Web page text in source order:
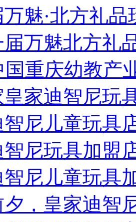
魅·北方礼
万魅北方礼
国重庆幼教产
家迪智尼玩
智尼儿童玩具
智尼玩具加盟
智尼儿童玩具
夕，皇家迪智